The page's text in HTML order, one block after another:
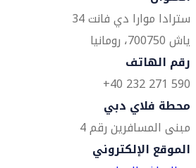
سترادا موارا دي فانت 34
ياش 700750، رومانيا
رقم الهاتف
590 271 232 40+
محطة فلاي دبي
مبنى المسافرين رقم 4
الموقع الإلكتروني